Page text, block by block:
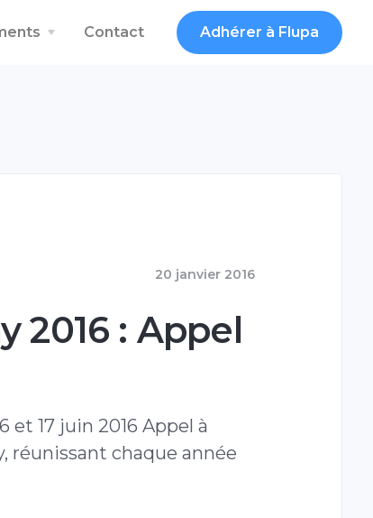
Adhérer à Flupa
Contact
20 janvier 2016
2016 : Appel
et 17 juin 2016 Appel à
réunissant chaque année